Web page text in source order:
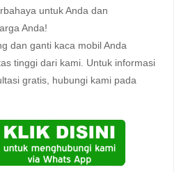
untuk Anda dan
Anda!
dan ganti kaca mobil Anda
tinggi dari kami. Untuk informasi
gratis, hubungi kami pada